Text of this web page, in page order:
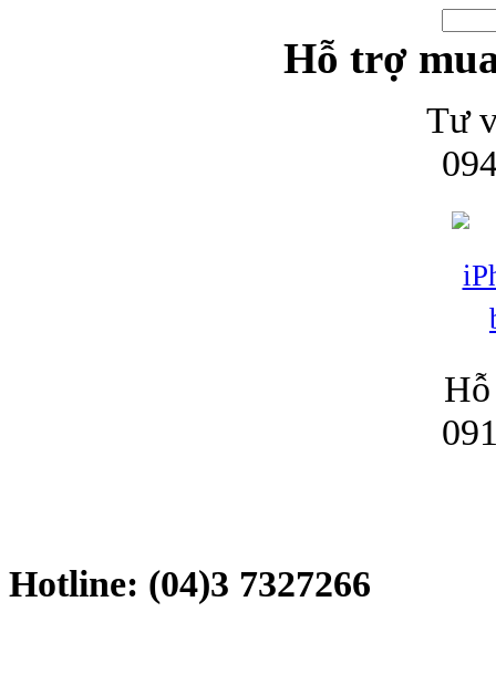
Bao da
Hỗ trợ
Tư
Hotline: (04)3 7327266